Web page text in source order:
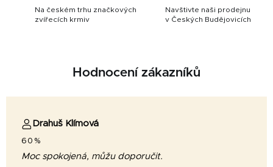
Na českém trhu značkových
zvířecích krmiv
Navštivte naši prodejnu
v Českých Budějovicích
Hodnocení zákazníků
Drahuš Klímová
60%
Moc spokojená, můžu doporučit.